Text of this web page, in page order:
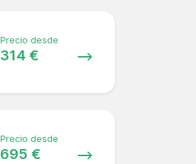
Precio desde
314 €
Precio desde
695 €